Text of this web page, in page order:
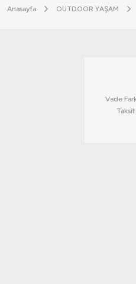
Anasayfa OUTDOOR YAŞAM
Vade
Taksit